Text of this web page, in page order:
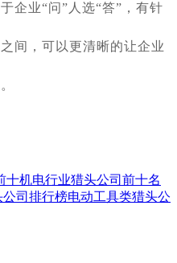
企业“问”人选“答”，有针
间，可以更清晰的让企业
十机电行业猎头公司前十名
公司排行榜电动工具类猎头公